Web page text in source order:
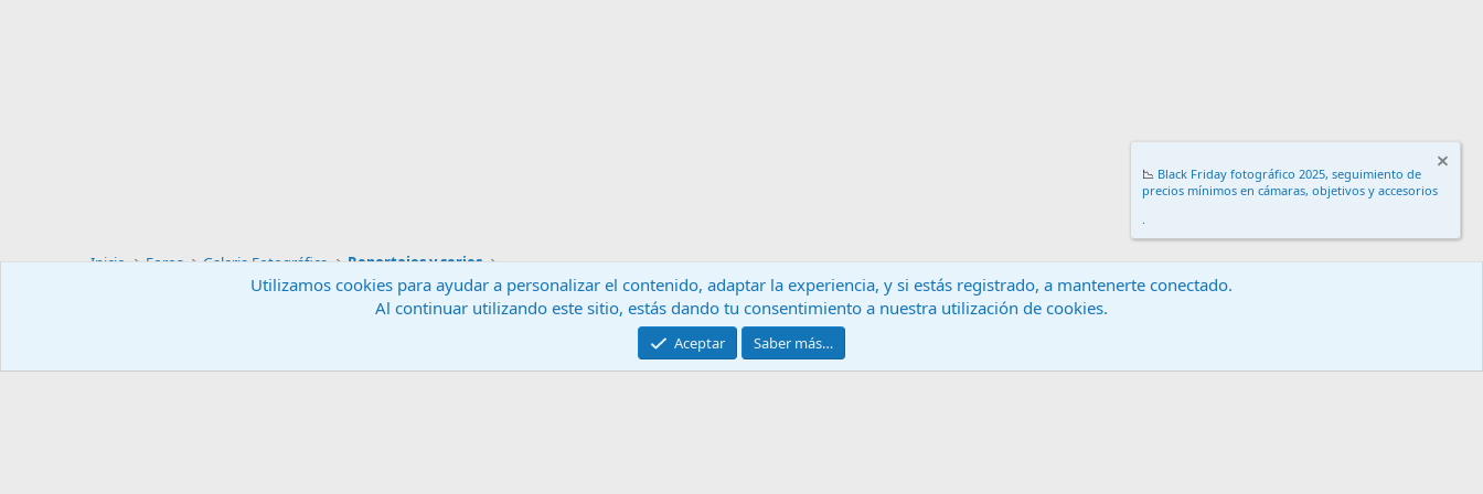
Inicio Foros Galeria Fotográfica Reportajes y series
Contáctanos Términos y reglas
Community platform by XenForo® © 2010-2024 XenForo Ltd.
📉 Black Friday fotográfico 2025, seguimiento de
precios mínimos en cámaras, objetivos y accesorios
.
Utilizamos cookies para ayudar a personalizar el contenido, adaptar la experiencia, y si estás registrado, a mantenerte conectado.
Al continuar utilizando este sitio, estás dando tu consentimiento a nuestra utilización de cookies.
Aceptar Saber más…